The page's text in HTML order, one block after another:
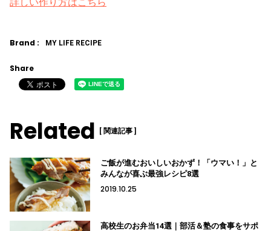
Brand : MY LIFE RECIPE
Share
Related [ 関連記事 ]
ご飯が進むおいしいおかず！「ウマい！」と
みんなが喜ぶ最強レシピ8選
2019.10.25
高校生のお弁当14選｜部活＆塾の食事をサポ